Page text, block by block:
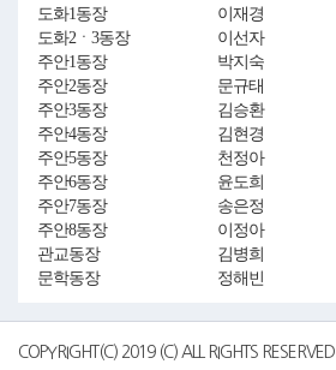
도화1동장
이재경
도화2ㆍ3동장
이선자
주안1동장
박지숙
주안2동장
문규태
주안3동장
김승환
주안4동장
김현경
주안5동장
천정아
주안6동장
윤도희
주안7동장
송은정
주안8동장
이정아
관교동장
김병희
문학동장
정해빈
COPYRIGHT(C) 2019 (C) ALL RIGHTS RESERVED